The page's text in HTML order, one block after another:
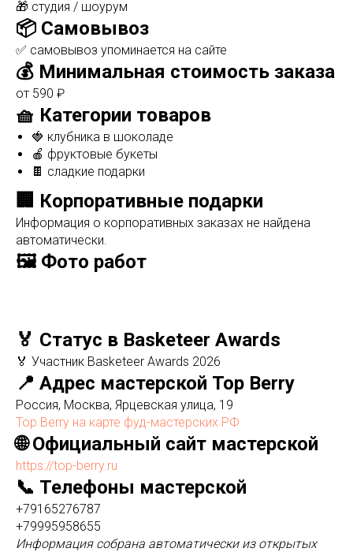
🎁 студия / шоурум
📦 Самовывоз
✅ самовывоз упоминается на сайте
💰 Минимальная стоимость заказа
от 590 ₽
🧺 Категории товаров
🍓 клубника в шоколаде
🍎 фруктовые букеты
🍫 сладкие подарки
🏢 Корпоративные подарки
Информация о корпоративных заказах не найдена
автоматически.
🖼️ Фото работ
🏅 Статус в Basketeer Awards
🏅 Участник Basketeer Awards 2026
📍 Адрес мастерской Top Berry
Россия, Москва, Ярцевская улица, 19
Top Berry на карте фуд-мастерских РФ
🌐 Официальный сайт мастерской
https://top-berry.ru
📞 Телефоны мастерской
+79165276787
+79995958655
Информация собрана автоматически из открытых